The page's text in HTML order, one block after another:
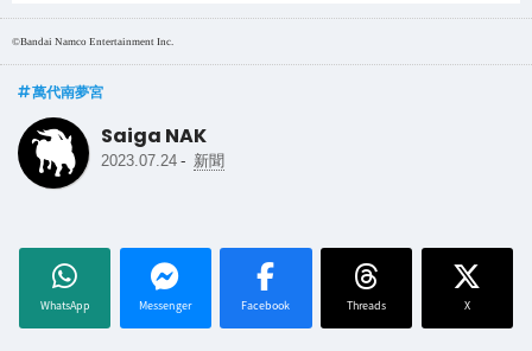
©Bandai Namco Entertainment Inc.
萬代南夢宮
Saiga NAK
2023.07.24 - 新聞
WhatsApp Messenger Facebook Threads X